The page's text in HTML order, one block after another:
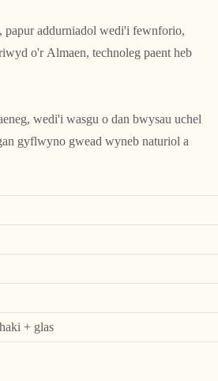
papur addurniadol wedi'i fewnforio,
o'r Almaen, technoleg paent heb
wedi'i wasgu o dan bwysau uchel
gyflwyno gwead wyneb naturiol a
+ glas